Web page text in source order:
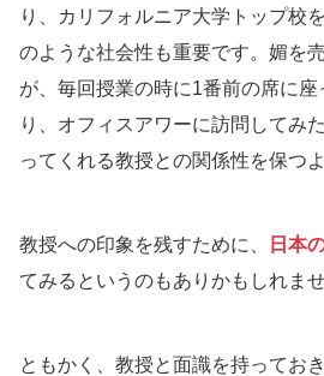
り、カリフォルニア大学トップ校
のような社会性も重要です。媚を
が、毎回授業の時に1番前の席に
り、オフィスアワーに訪問してみ
ってくれる教授との関係性を保つ
教授への印象を残すために、 日本
てみるというのもありかもしれませ
ともかく、教授と面識を持ってお